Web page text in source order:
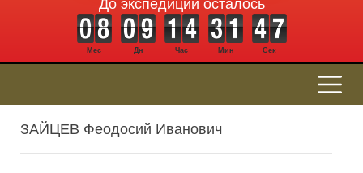
До экспедиции осталось
Мес Дн Час Мин Сек
ЗАЙЦЕВ Феодосий Иванович